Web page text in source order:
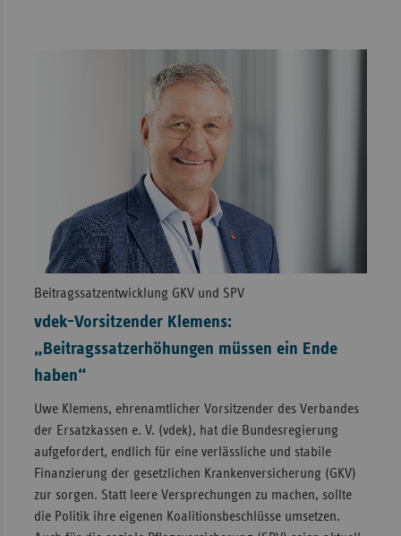
Beitragssatzentwicklung GKV und SPV
vdek-Vorsitzender Klemens:
„Beitragssatzerhöhungen müssen ein Ende
haben“
Uwe Klemens, ehrenamtlicher Vorsitzender des Verbandes
der Ersatzkassen e. V. (vdek), hat die Bundesregierung
aufgefordert, endlich für eine verlässliche und stabile
Finanzierung der gesetzlichen Krankenversicherung (GKV)
zur sorgen. Statt leere Versprechungen zu machen, sollte
die Politik ihre eigenen Koalitionsbeschlüsse umsetzen.